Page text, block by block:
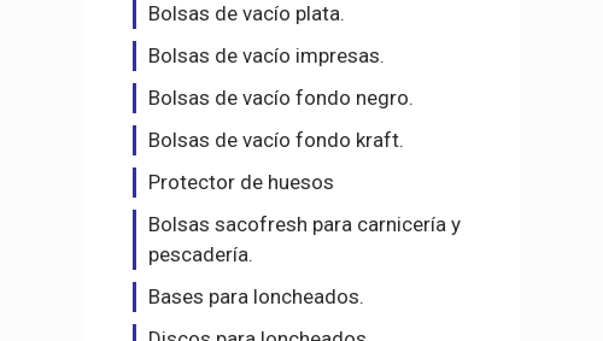
Bolsas de vacío plata.
Bolsas de vacío impresas.
Bolsas de vacío fondo negro.
Bolsas de vacío fondo kraft.
Protector de huesos
Bolsas sacofresh para carnicería y
pescadería.
Bases para loncheados.